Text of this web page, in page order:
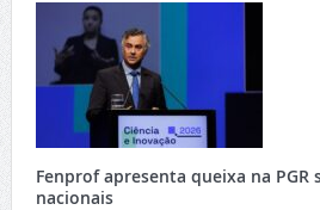
Fenprof apresenta queixa na PGR
nacionais